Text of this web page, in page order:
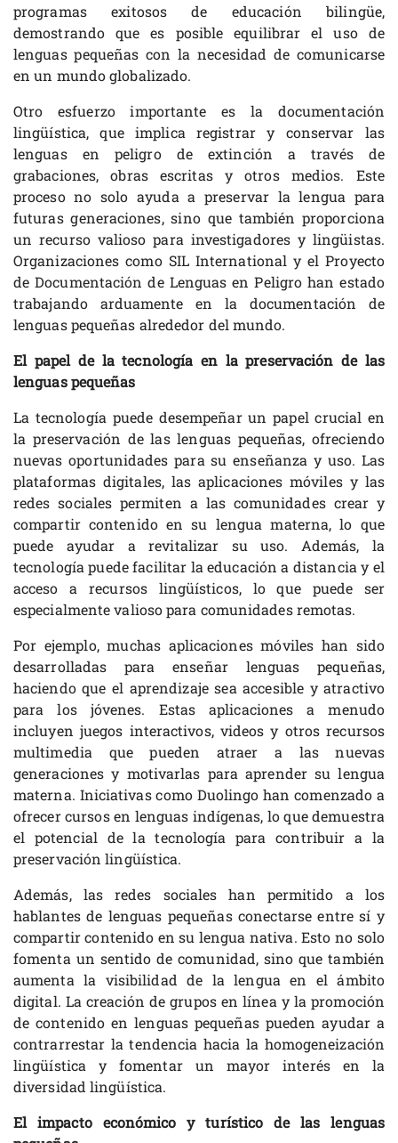
programas exitosos de educación bilingüe,
demostrando que es posible equilibrar el uso de
lenguas pequeñas con la necesidad de comunicarse
en un mundo globalizado.
Otro esfuerzo importante es la documentación
lingüística, que implica registrar y conservar las
lenguas en peligro de extinción a través de
grabaciones, obras escritas y otros medios. Este
proceso no solo ayuda a preservar la lengua para
futuras generaciones, sino que también proporciona
un recurso valioso para investigadores y lingüistas.
Organizaciones como SIL International y el Proyecto
de Documentación de Lenguas en Peligro han estado
trabajando arduamente en la documentación de
lenguas pequeñas alrededor del mundo.
El papel de la tecnología en la preservación de las
lenguas pequeñas
La tecnología puede desempeñar un papel crucial en
la preservación de las lenguas pequeñas, ofreciendo
nuevas oportunidades para su enseñanza y uso. Las
plataformas digitales, las aplicaciones móviles y las
redes sociales permiten a las comunidades crear y
compartir contenido en su lengua materna, lo que
puede ayudar a revitalizar su uso. Además, la
tecnología puede facilitar la educación a distancia y el
acceso a recursos lingüísticos, lo que puede ser
especialmente valioso para comunidades remotas.
Por ejemplo, muchas aplicaciones móviles han sido
desarrolladas para enseñar lenguas pequeñas,
haciendo que el aprendizaje sea accesible y atractivo
para los jóvenes. Estas aplicaciones a menudo
incluyen juegos interactivos, videos y otros recursos
multimedia que pueden atraer a las nuevas
generaciones y motivarlas para aprender su lengua
materna. Iniciativas como Duolingo han comenzado a
ofrecer cursos en lenguas indígenas, lo que demuestra
el potencial de la tecnología para contribuir a la
preservación lingüística.
Además, las redes sociales han permitido a los
hablantes de lenguas pequeñas conectarse entre sí y
compartir contenido en su lengua nativa. Esto no solo
fomenta un sentido de comunidad, sino que también
aumenta la visibilidad de la lengua en el ámbito
digital. La creación de grupos en línea y la promoción
de contenido en lenguas pequeñas pueden ayudar a
contrarrestar la tendencia hacia la homogeneización
lingüística y fomentar un mayor interés en la
diversidad lingüística.
El impacto económico y turístico de las lenguas